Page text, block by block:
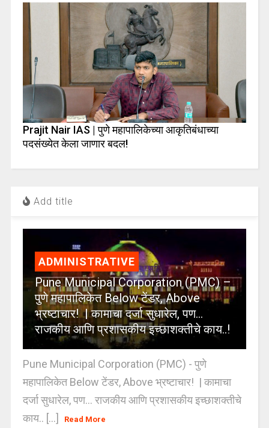
Prajit Nair IAS | पुणे महापालिकेच्या आकृतिबंधाच्या
पदसंख्येत केला जाणार बदल!
Add title
ADMINISTRATIVE
Pune Municipal Corporation (PMC) –
पुणे महापालिकेत Below टेंडर, Above
भ्रष्टाचार! | कामाचा दर्जा सुधारेल, पण…
राजकीय आणि प्रशासकीय इच्छाशक्तीचे काय..!
Pune Municipal Corporation (PMC) - पुणे
महापालिकेत Below टेंडर, Above भ्रष्टाचार! | कामाचा
दर्जा सुधारेल, पण… राजकीय आणि प्रशासकीय इच्छाशक्तीचे
काय.. [...]
Read More